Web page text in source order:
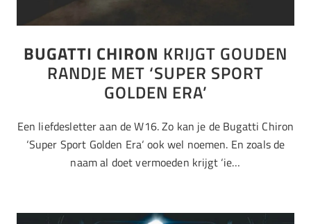
BUGATTI CHIRON KRIJGT GOUDEN
RANDJE MET ‘SUPER SPORT
GOLDEN ERA’
Een liefdesletter aan de W16. Zo kan je de Bugatti Chiron
‘Super Sport Golden Era‘ ook wel noemen. En zoals de
naam al doet vermoeden krijgt ‘ie…